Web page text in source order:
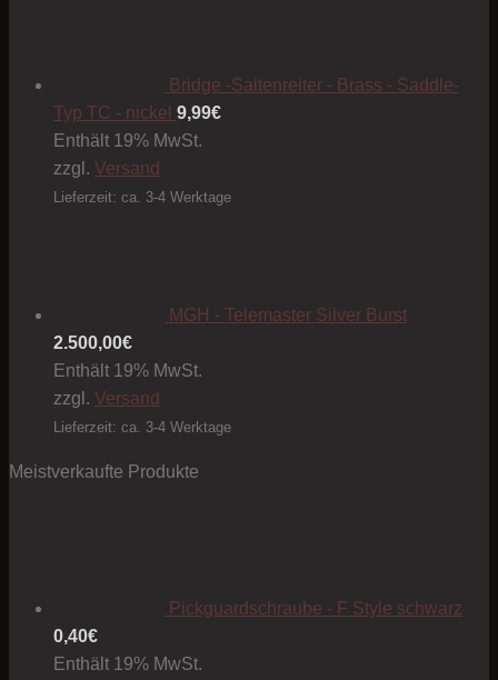
Bridge -Saitenreiter - Brass - Saddle-
Typ TC - nickel 9,99€
Enthält 19% MwSt.
zzgl. Versand
Lieferzeit: ca. 3-4 Werktage
MGH - Telemaster Silver Burst
2.500,00€
Enthält 19% MwSt.
zzgl. Versand
Lieferzeit: ca. 3-4 Werktage
Meistverkaufte Produkte
Pickguardschraube - F Style schwarz
0,40€
Enthält 19% MwSt.